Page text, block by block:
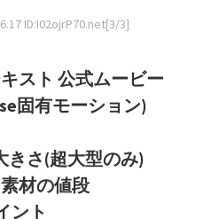
ID:I02ojrP70.net[3/3]
スト 公式ムービー
固有モーション)
きさ(超大型のみ)
材の値段
ント